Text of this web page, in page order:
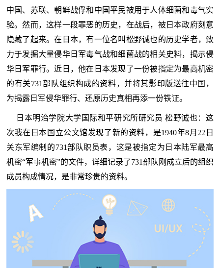
中国、苏联、朝鲜战俘和中国平民被用于人体细菌和毒气实
验。然而，这样一段罪恶的历史，在战后，被日本政府刻意
隐藏了起来。在日本，有一位名叫松野诚也的历史学者，致
力于发掘大量侵华日军毒气战和细菌战的相关史料，揭示侵
华日军罪行。近日，他在日本发现了一份被指定为最高机密
的有关731部队组织构成的资料，并将其影印版送往中国，
为揭露日军侵华罪行、还原历史真相再添一份铁证。
日本明治学院大学国际和平研究所研究员 松野诚也：这
次我在日本国立公文馆发现了新的资料，是1940年8月22日
关东军编制的731部队职员表，这是被指定为日本陆军最高
机密“军事机密”的文件，详细记录了731部队刚成立后的组织
成员构成情况，是非常珍贵的资料。